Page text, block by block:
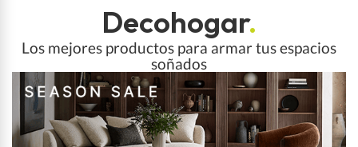
Decohogar.
Los mejores productos para armar tus espacios
soñados